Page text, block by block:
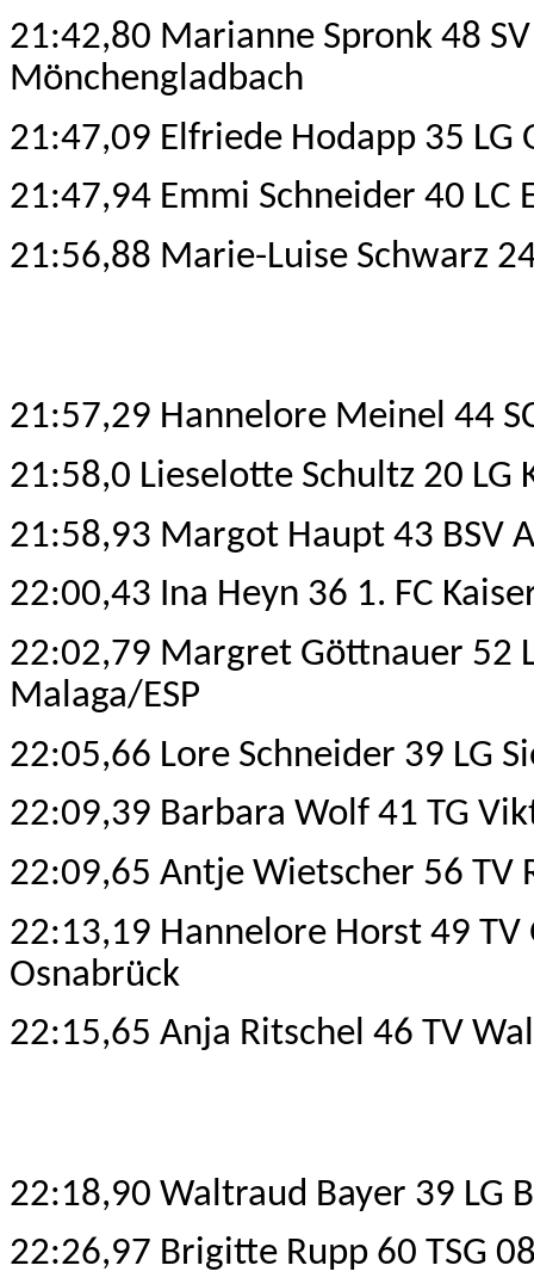
21:42,80 Marianne Spronk 48
Mönchengladbach
21:47,09 Elfriede Hodapp 35
21:47,94 Emmi Schneider 40 LC
21:56,88 Marie-Luise Schwarz
21:57,29 Hannelore Meinel 44
21:58,0 Lieselotte Schultz 20 LG
21:58,93 Margot Haupt 43 BSV
22:00,43 Ina Heyn 36 1. FC
22:02,79 Margret Göttnauer 52
Malaga/ESP
22:05,66 Lore Schneider 39 LG
22:09,39 Barbara Wolf 41 TG
22:09,65 Antje Wietscher 56 TV
22:13,19 Hannelore Horst 49
Osnabrück
22:15,65 Anja Ritschel 46 TV
22:18,90 Waltraud Bayer 39 LG
22:26,97 Brigitte Rupp 60 TSG